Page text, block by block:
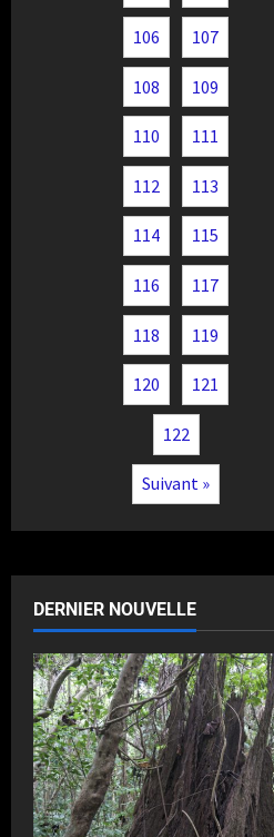
106 107
108 109
110 111
112 113
114 115
116 117
118 119
120 121
122
Suivant »
DERNIER NOUVELLE